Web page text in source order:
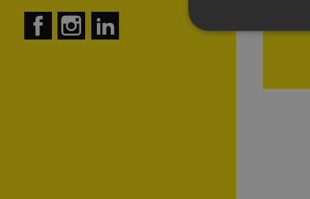
FacebookInstagram